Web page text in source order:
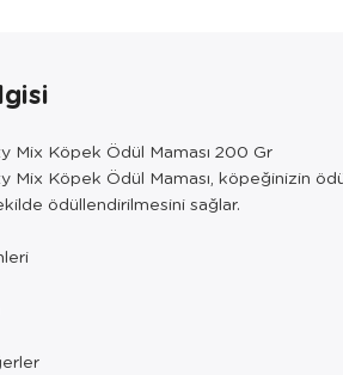
Mix Köpek Ödül Maması 200 Gr
Mix Köpek Ödül Maması, köpeğinizin
ödüllendirilmesini sağlar.